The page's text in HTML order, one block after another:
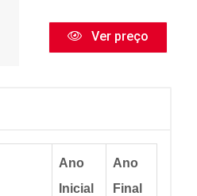
Ver preço
Ano
Inicial
Ano
Final